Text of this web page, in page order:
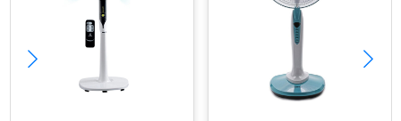
Đổi trả 10 ngày
💰
Giá tốt: 570.000đ
💬 Chat Zalo